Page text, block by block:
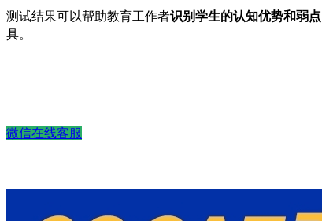
测试结果可以帮助教育工作者识别学生的认知优势和弱点
具。
微信在线客服